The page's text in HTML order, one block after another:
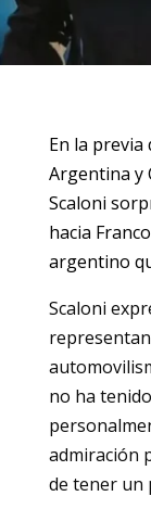
En la previa
Argentina y
Scaloni
hacia
argentino
Scaloni
no ha
admiración
de tener un